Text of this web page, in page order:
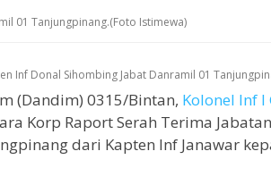
01 Tanjungpinang.(Foto Istimewa)
Inf Donal Sihombing Jabat Danramil 01
(Dandim) 0315/Bintan, Kolonel Inf
Korp Raport Serah Terima
dari Kapten Inf Janawar